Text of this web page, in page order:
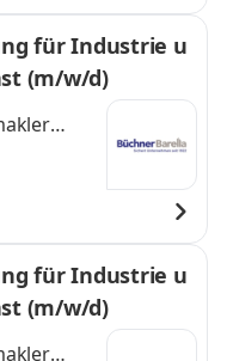
für Industrie u
(m/w/d)
für Industrie u
(m/w/d)